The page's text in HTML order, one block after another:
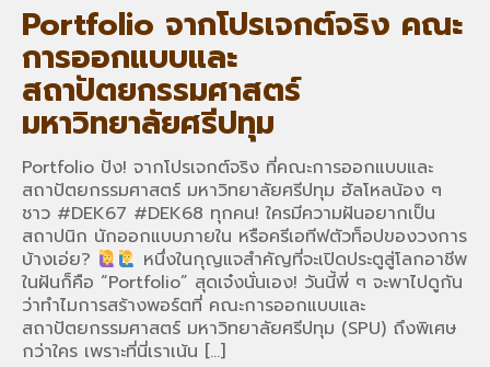
Portfolio จากโปรเจกต์จริง คณะ
การออกแบบและ
สถาปัตยกรรมศาสตร์
มหาวิทยาลัยศรีปทุม
Portfolio ปัง! จากโปรเจกต์จริง ที่คณะการออกแบบและ
สถาปัตยกรรมศาสตร์ มหาวิทยาลัยศรีปทุม ฮัลโหลน้อง ๆ
ชาว #DEK67 #DEK68 ทุกคน! ใครมีความฝันอยากเป็น
สถาปนิก นักออกแบบภายใน หรือครีเอทีฟตัวท็อปของวงการ
บ้างเอ่ย?
หนึ่งในกุญแจสำคัญที่จะเปิดประตูสู่โลกอาชีพ
ในฝันก็คือ “Portfolio” สุดเจ๋งนั่นเอง! วันนี้พี่ ๆ จะพาไปดูกัน
ว่าทำไมการสร้างพอร์ตที่ คณะการออกแบบและ
สถาปัตยกรรมศาสตร์ มหาวิทยาลัยศรีปทุม (SPU) ถึงพิเศษ
กว่าใคร เพราะที่นี่เราเน้น […]